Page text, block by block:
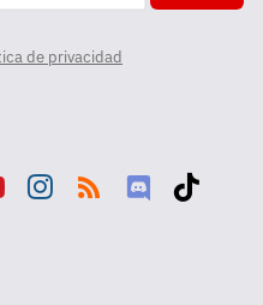
de privacidad